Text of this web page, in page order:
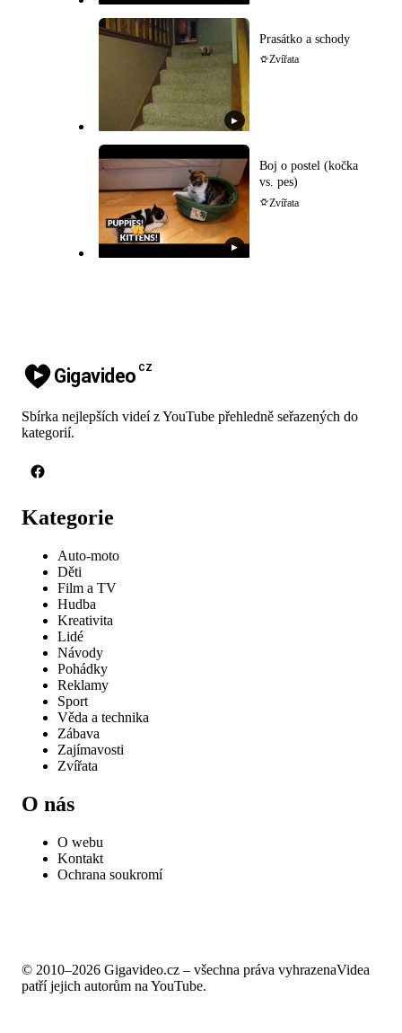
▶
Prasátko a schody
Zvířata
▶
Boj o postel (kočka
vs. pes)
Zvířata
Gigavideo CZ
Sbírka nejlepších videí z YouTube přehledně seřazených do
kategorií.
Kategorie
Auto-moto
Děti
Film a TV
Hudba
Kreativita
Lidé
Návody
Pohádky
Reklamy
Sport
Věda a technika
Zábava
Zajímavosti
Zvířata
O nás
O webu
Kontakt
Ochrana soukromí
© 2010–2026 Gigavideo.cz – všechna práva vyhrazenaVidea
patří jejich autorům na YouTube.